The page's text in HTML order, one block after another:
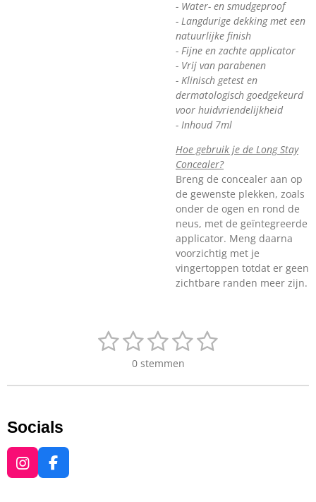
- Water- en smudgeproof
- Langdurige dekking met een
natuurlijke finish
- Fijne en zachte applicator
- Vrij van parabenen
- Klinisch getest en
dermatologisch goedgekeurd
voor huidvriendelijkheid
- Inhoud 7ml
Hoe gebruik je de Long Stay
Concealer?
Breng de concealer aan op
de gewenste plekken, zoals
onder de ogen en rond de
neus, met de geïntegreerde
applicator. Meng daarna
voorzichtig met je
vingertoppen totdat er geen
zichtbare randen meer zijn.
:
s
1
t
2
t
3
s
t
4
s
t
5
t
m
0 stemmen
Socials
I
n
F
a